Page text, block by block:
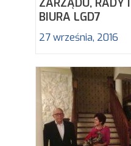
ZARZĄDU, RADY
BIURA LGD7
27 września, 2016